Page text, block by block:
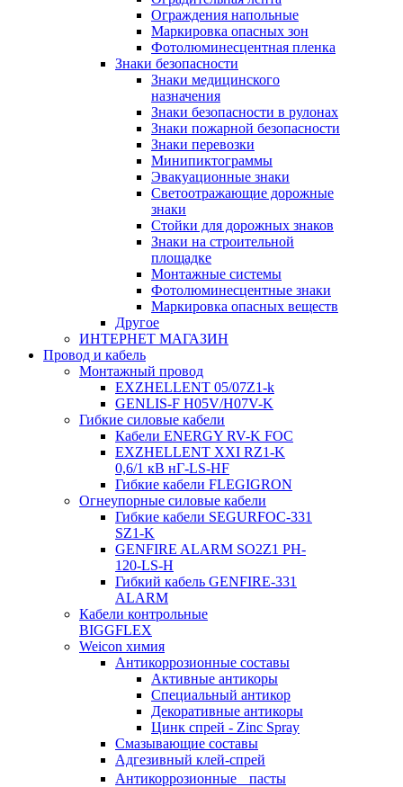
Ограждения напольные
Маркировка опасных зон
Фотолюминесцентная пленка
Знаки безопасности
Знаки медицинского
назначения
Знаки безопасности в рулонах
Знаки пожарной безопасности
Знаки перевозки
Минипиктограммы
Эвакуационные знаки
Светоотражающие дорожные
знаки
Стойки для дорожных знаков
Знаки на строительной
площадке
Монтажные системы
Фотолюминесцентные знаки
Маркировка опасных веществ
Другое
ИНТЕРНЕТ МАГАЗИН
Провод и кабель
Монтажный провод
EXZHELLENT 05/07Z1-k
GENLIS-F Н05V/H07V-K
Гибкие силовые кабели
Кабели ENERGY RV-K FOC
EXZHELLENT XXI RZ1-K
0,6/1 кВ нГ-LS-HF
Гибкие кабели FLEGIGRON
Огнеупорные силовые кабели
Гибкие кабели SEGURFOC-331
SZ1-K
GENFIRE ALARM SO2Z1 PH-
120-LS-H
Гибкий кабель GENFIRE-331
ALARM
Кабели контрольные
BIGGFLEX
Weicon химия
Антикоррозионные составы
Активные антикоры
Специальный антикор
Декоративные антикоры
Цинк спрей - Zinc Spray
Смазывающие составы
Адгезивный клей-спрей
Антикоррозионные пасты